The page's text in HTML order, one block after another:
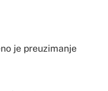
je preuzimanje